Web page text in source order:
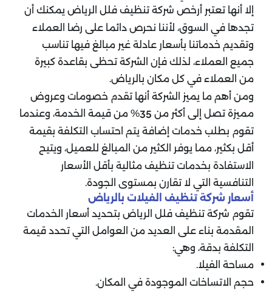
إلا أنها تعتبر أرخص شركة تنظيف فلل الرياض يمكنك أن
تجدها في السوق، لأننا نحرص دائما على رضا العملاء
وتقديم خدماتنا بأسعار عادلة غير مبالغ فيها تناسب
جميع العملاء، لذلك فإن الشركة تحظى بقاعدة كبيرة
من العملاء في كل مكان بالرياض.
ومن أهم ما يميز الشركة أنها تقدم خصومات وعروض
مميزة تصل إلى أكثر من 35% من قيمة الخدمة، وعندما
تقوم بطلب خدمات إضافة يتم احتساب التكلفة بقيمة
أقل بكثير، مما يوفر الكثير من المبالغ للعميل، ويتيح
الاستفادة بخدمات تنظيف مثالية بأقل الأسعار
التنافسية التي لا تقارن بمستوى الجودة.
أسعار شركة تنظيف الفيلات بالرياض
تقوم شركة تنظيف فلل الرياض بتحديد أسعار الخدمات
المقدمة بناء على العديد من العوامل التي تحدد قيمة
التكلفة بدقة، وهي:
مساحة الفيلا.
حجم الاتساخات الموجودة في المكان.